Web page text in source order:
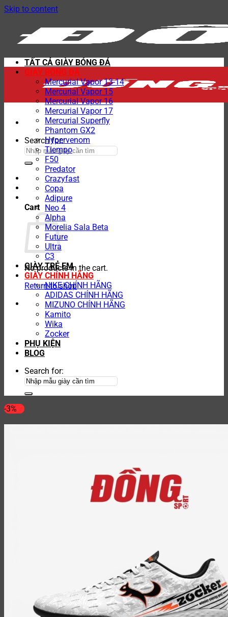
Skip to content
Search for:
Cart
No products in the cart.
Return to shop
TẤT CẢ GIÀY BÓNG ĐÁ
GIÀY BÓNG ĐÁ
Mercurial Vapor 13-14
Mercurial Vapor 15
Mercurial Vapor 16
Mercurial Vapor 17
Mercurial Superfly
Phantom GX2
Hypervenom
Tiempo
F50
Predator
Crazyfast
Copa
Adipure
Neo 4
Alpha
Morelia Sala Beta
Future
Ultra
C3
GIÀY TRẺ EM
GIÀY CHÍNH HÃNG
NIKE CHÍNH HÃNG
ADIDAS CHÍNH HÃNG
MIZUNO CHÍNH HÃNG
Kamito
Wika
Zocker
PHỤ KIỆN
BLOG
Search for:
-3%